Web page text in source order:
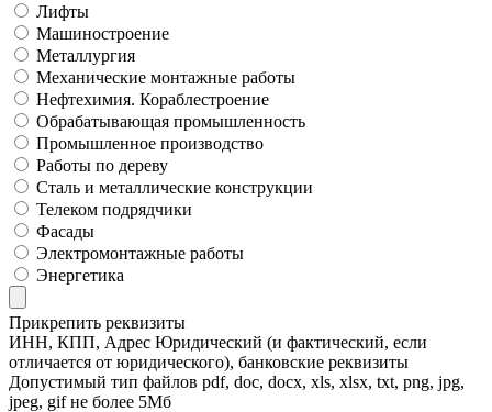
Лифты
Машиностроение
Металлургия
Механические монтажные работы
Нефтехимия. Кораблестроение
Обрабатывающая промышленность
Промышленное производство
Работы по дереву
Сталь и металлические конструкции
Телеком подрядчики
Фасады
Электромонтажные работы
Энергетика
Прикрепить реквизиты
ИНН, КПП, Адрес Юридический (и фактический, если
отличается от юридического), банковские реквизиты
Допустимый тип файлов pdf, doc, docx, xls, xlsx, txt, png, jpg,
jpeg, gif не более 5Мб